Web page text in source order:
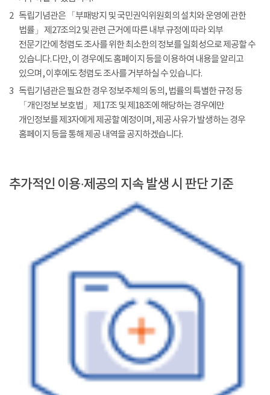
2 독립기념관은 「부패방지 및 국민권익위원회의 설치와 운영에 관한
법률」 제27조의2 및 관련 근거에 따른 내부 규정에 따라 외부
전문기간에 청렴도 조사를 위한 최소한의 정보를 일회성으로 제공할 수
있습니다. 다만, 이 경우에도 홈페이지 등을 이용하여 내용을 알리고
있으며, 이후에도 청렴도 조사를 거부하실 수 있습니다.
3 독립기념관은 필요한 경우 정보주체의 동의, 법률의 특별한 규정 등
「개인정보 보호법」 제17조 및 제18조에 해당하는 경우에만
개인정보를 제3자에게 제공할 예정이며, 제공 사유가 발생하는 경우
홈페이지 등을 통해 제공 내역을 공지하겠습니다.
추가적인 이용·제공의 지속 발생 시 판단 기준